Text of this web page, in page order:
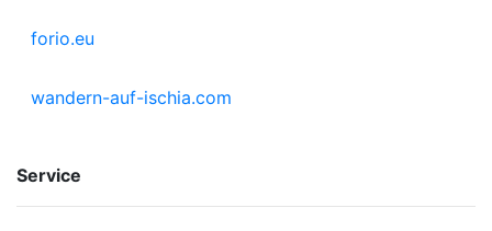
forio.eu
wandern-auf-ischia.com
Service